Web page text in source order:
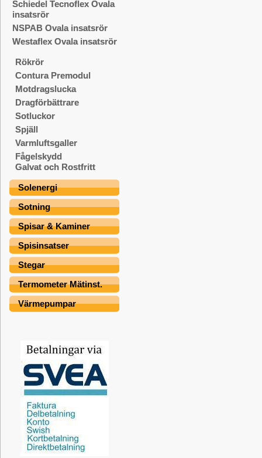
Schiedel Tecnoflex Ovala
insatsrör
NSPAB Ovala insatsrör
Westaflex Ovala insatsrör
Rökrör
Contura Premodul
Motdragslucka
Dragförbättrare
Sotluckor
Spjäll
Varmluftsgaller
Fågelskydd
Galvat och Rostfritt
Solenergi
Sotning
Spisar & Kaminer
Spisinsatser
Stegar
Termometer Mätinst.
Värmepumpar